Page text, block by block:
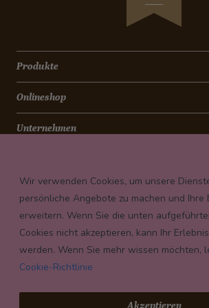
Produkte
Onlineshop
Unternehmen
Payment conditions
Wir verwenden Cookies, um unsere
persönliche Angebote zu machen und Ihre
erweitern. Wenn Sie die unten
Cookies nicht akzeptieren, kann Ihr
werden. Wenn Sie mehr wissen möchten,
Cookie-Richtlinie
Akzeptieren
© 2026 Confiserie Bachmann,